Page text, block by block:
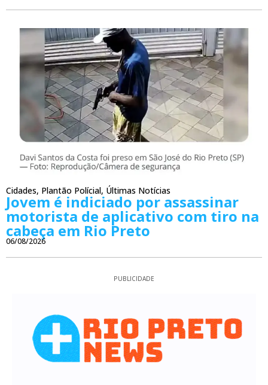
Cidades, Plantão Polícial, Últimas Notícias
Jovem é indiciado por assassinar
motorista de aplicativo com tiro na
cabeça em Rio Preto
06/08/2026
PUBLICIDADE